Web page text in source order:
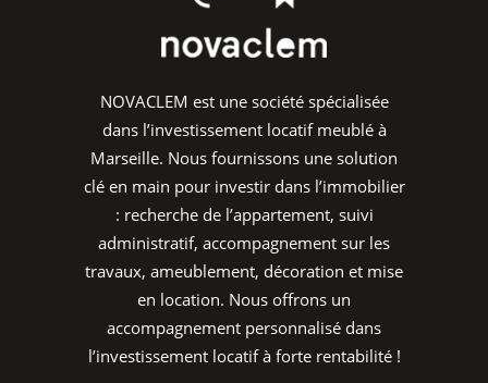
NOVACLEM est une société spécialisée
dans l’investissement locatif meublé à
Marseille. Nous fournissons une solution
clé en main pour investir dans l’immobilier
: recherche de l’appartement, suivi
administratif, accompagnement sur les
travaux, ameublement, décoration et mise
en location. Nous offrons un
accompagnement personnalisé dans
l’investissement locatif à forte rentabilité !